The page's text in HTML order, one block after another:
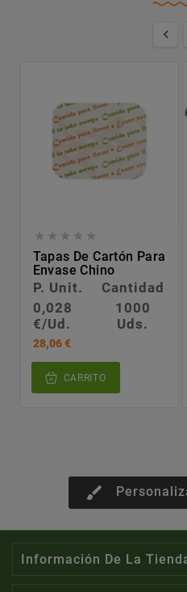

    
Tapas De Cartón Para
Envase Chino
P. Unit.
Cantidad
0,028
€/Ud.
1000
Uds.
28,06 €
CARRITO
brush
Información De La